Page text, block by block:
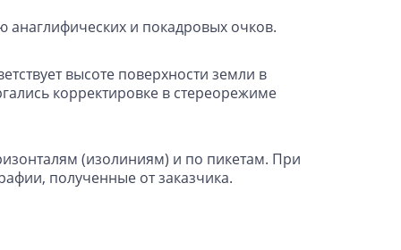
и покадровых очков.
высоте поверхности земли в
корректировке в стереорежиме
(изолиниям) и по пикетам. При
полученные от заказчика.